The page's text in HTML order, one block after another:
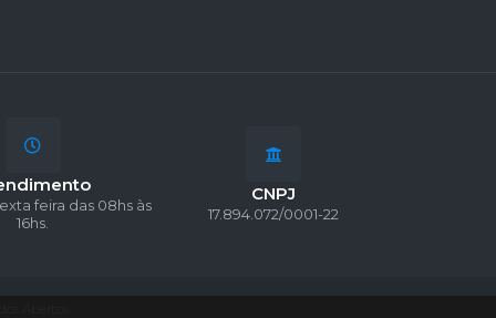
feira das 08hs às
16hs.
CNPJ
17.894.072/0001-22